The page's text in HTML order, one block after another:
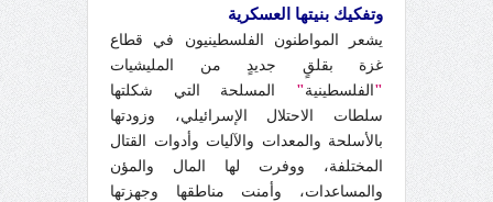
وتفكيك بنيتها العسكرية
يشعر المواطنون الفلسطينيون في قطاع
غزة بقلقٍ جديدٍ من المليشيات
" الفلسطينية" المسلحة التي شكلتها
سلطات الاحتلال الإسرائيلي، وزودتها
بالأسلحة والمعدات والآليات وأدوات القتال
المختلفة، ووفرت لها المال والمؤن
والمساعدات، وأمنت مناطقها وجهزتها